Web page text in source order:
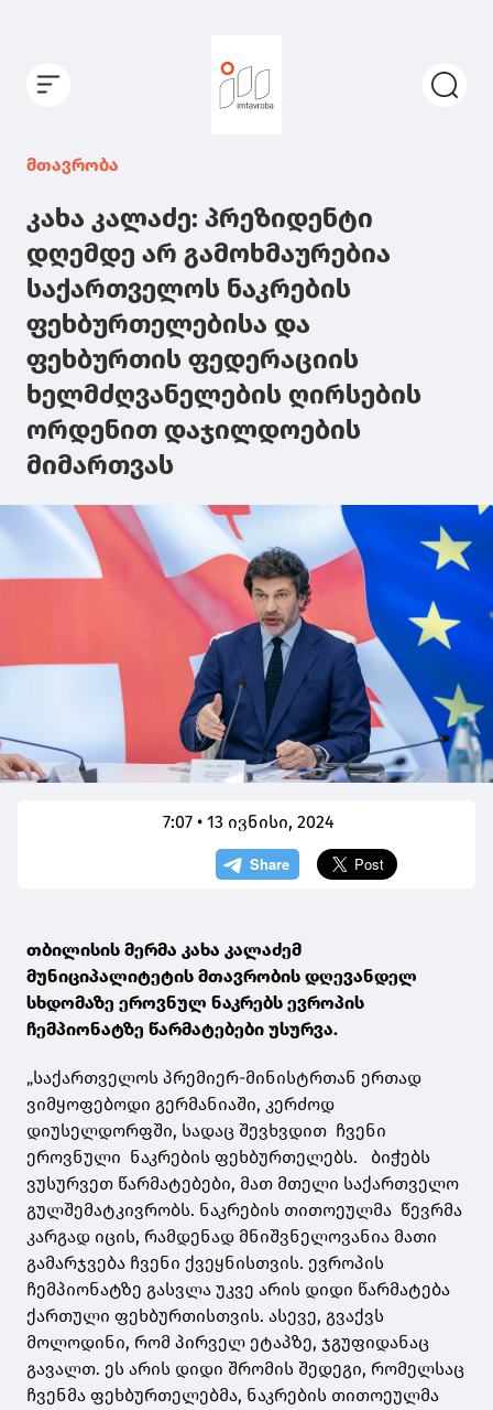
მთავრობა
კახა კალაძე: პრეზიდენტი
დღემდე არ გამოხმაურებია
საქართველოს ნაკრების
ფეხბურთელებისა და
ფეხბურთის ფედერაციის
ხელმძღვანელების ღირსების
ორდენით დაჯილდოების
მიმართვას
7:07 • 13 ივნისი, 2024
თბილისის მერმა კახა კალაძემ
მუნიციპალიტეტის მთავრობის დღევანდელ
სხდომაზე ეროვნულ ნაკრებს ევროპის
ჩემპიონატზე წარმატებები უსურვა.
„საქართველოს პრემიერ-მინისტრთან ერთად
ვიმყოფებოდი გერმანიაში, კერძოდ
დიუსელდორფში, სადაც შევხვდით ჩვენი
ეროვნული ნაკრების ფეხბურთელებს. ბიჭებს
ვუსურვეთ წარმატებები, მათ მთელი საქართველო
გულშემატკივრობს. ნაკრების თითოეულმა წევრმა
კარგად იცის, რამდენად მნიშვნელოვანია მათი
გამარჯვება ჩვენი ქვეყნისთვის. ევროპის
ჩემპიონატზე გასვლა უკვე არის დიდი წარმატება
ქართული ფეხბურთისთვის. ასევე, გვაქვს
მოლოდინი, რომ პირველ ეტაპზე, ჯგუფიდანაც
გავალთ. ეს არის დიდი შრომის შედეგი, რომელსაც
ჩვენმა ფეხბურთელებმა, ნაკრების თითოეულმა